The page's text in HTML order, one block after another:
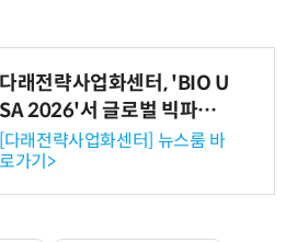
다래전략사업화센터, 'BIO U
SA 2026'서 글로벌 빅파마
와의 비즈니스 미팅 지원…K
-바이오 해외 진출 교두보 확
보
[다래전략사업화센터] 뉴스룸 바
로가기>